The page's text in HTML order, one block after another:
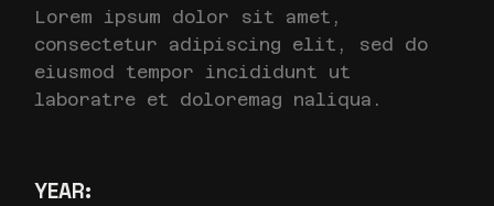
Lorem ipsum dolor sit amet,
consectetur adipiscing elit, sed do
eiusmod tempor incididunt ut
laboratre et doloremag naliqua.
YEAR: